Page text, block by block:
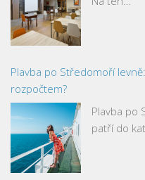
Plavba po Středomoří
rozpočtem?
Plavba po
patří do